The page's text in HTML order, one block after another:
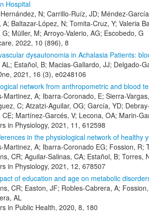
Hospital
N; Carrillo-Ruíz, JD; Méndez-
A; Baltazar-López, N; Tomita-Cruz, Y; Valeria
G; Müller, M; Arroyo-Valerio, AG; Escobedo, G
2022, 10 (896), 8
dysautonomia in Achalasia Patients:
AL; Estañol, B; Macias-Gallardo, JJ; Delgado-
2021, 16 (3), e0248106
network from anthropometric and blood
Martinez, A; Ibarra-Coronado, E; Sierra-
C; Atzatzi-Aguilar, OG; García, YD;
CE; Martínez-Garcés, V; Lecona, OA; Marin-
in Physiology, 2021, 11, 612598
in the physiological network of healthy
Martinez, A; Ibarra-Coronado EG; Fossion,
CR; Aguilar-Salinas, CA; Estañol, B;
in Physiology, 2021, 12, 678507
of education and age on metabolic
CR; Easton, JF; Robles-Cabrera, A;
AL
in Public Health, 2020, 8, 180